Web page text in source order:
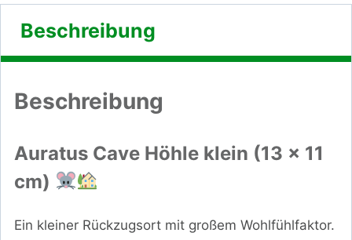
Beschreibung
Beschreibung
Auratus Cave Höhle klein (13 × 11
cm)
Ein kleiner Rückzugsort mit großem Wohlfühlfaktor.